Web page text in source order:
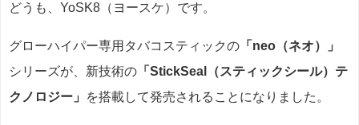
どうも、YoSK8（ヨースケ）です。
グローハイパー専用タバコスティックの 「neo（ネオ）」
シリーズが、新技術の 「StickSeal（スティックシール）テ
クノロジー」
を搭載して発売されることになりました。